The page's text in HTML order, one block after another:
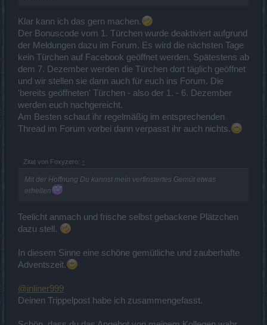
Klar kann ich das gern machen.
Der Bonuscode vom 1. Türchen wurde deaktiviert aufgrund
der Meldungen dazu im Forum. Es wird die nächsten Tage
kein Türchen auf Facebook geöffnet werden. Spätestens ab
dem 7. Dezember werden die Türchen dort täglich geöffnet
und wir stellen sie dann auch für euch ins Forum. Die
'bereits geöffneten' Türchen - also der 1. - 6. Dezember
werden euch nachgereicht.
Am Besten schaut ihr regelmäßig im entsprechenden
Thread im Forum vorbei dann verpasst ihr auch nichts.
Zitat von Foxyzero: ↑
Mit der Hoffnung Du kannst mein verfinstertes Gemüt etwas
erhellen
Teelicht anmach und frische selbst gebackene Plätzchen
dazu stell.
In diesem Sinne eine schöne gemütliche und zauberhafte
Adventszeit.
@inliner999
Deinen Trippelpost habe ich zusammengefasst.